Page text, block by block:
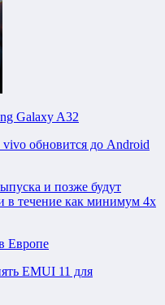
Galaxy A32
обновится до Android
и позже будут
в течение как минимум 4х
Европе
EMUI 11 для